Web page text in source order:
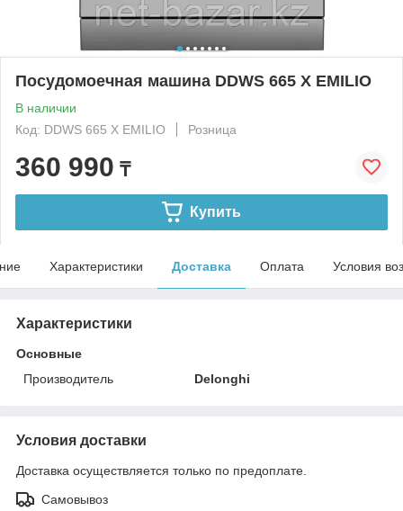
Посудомоечная машина DDWS 665 X EMILIO
В наличии
Код: DDWS 665 X EMILIO
Розница
360 990 ₸
Купить
Характеристики Доставка Оплата Условия
Характеристики
Основные
Производитель
Delonghi
Условия доставки
Доставка осуществляется только по предоплате.
Самовывоз